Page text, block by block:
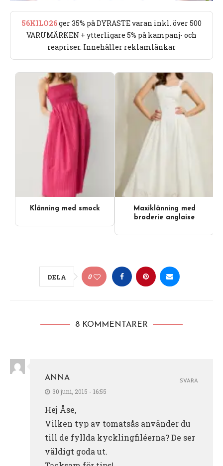
56KILO26ger 35% på DYRASTE varan inkl. över 500
VARUMÄRKEN + ytterligare 5% på kampanj- och
reapriser. Innehåller reklamlänkar
Klänning med smock
Maxiklänning med
broderie anglaise
DELA 0
8 KOMMENTARER
ANNA
30 juni, 2015 - 16:55
Hej Åse,
Vilken typ av tomatsås använder du
till de fyllda kycklingfiléerna? De ser
väldigt goda ut.
SVARA